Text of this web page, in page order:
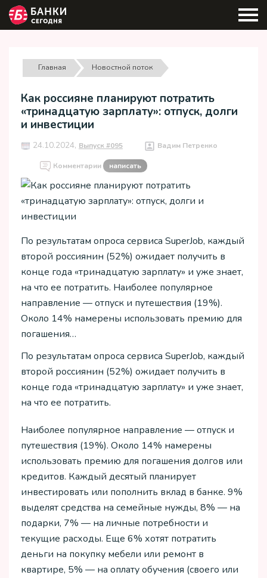
Главная Новостной поток
Как россияне планируют потратить
«тринадцатую зарплату»: отпуск, долги
и инвестиции
24.10.2024, Выпуск #095 Вадим Петренко
Комментарии написать
По результатам опроса сервиса SuperJob, каждый
второй россиянин (52%) ожидает получить в
конце года «тринадцатую зарплату» и уже знает,
на что ее потратить. Наиболее популярное
направление — отпуск и путешествия (19%).
Около 14% намерены использовать премию для
погашения…
По результатам опроса сервиса SuperJob, каждый
второй россиянин (52%) ожидает получить в
конце года «тринадцатую зарплату» и уже знает,
на что ее потратить.
Наиболее популярное направление — отпуск и
путешествия (19%). Около 14% намерены
использовать премию для погашения долгов или
кредитов. Каждый десятый планирует
инвестировать или пополнить вклад в банке. 9%
выделят средства на семейные нужды, 8% — на
подарки, 7% — на личные потребности и
текущие расходы. Еще 6% хотят потратить
деньги на покупку мебели или ремонт в
квартире, 5% — на оплату обучения (своего или